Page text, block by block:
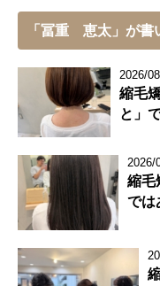
「冨重 恵太」が書
2026/
縮毛
と」
2026/
縮毛
では